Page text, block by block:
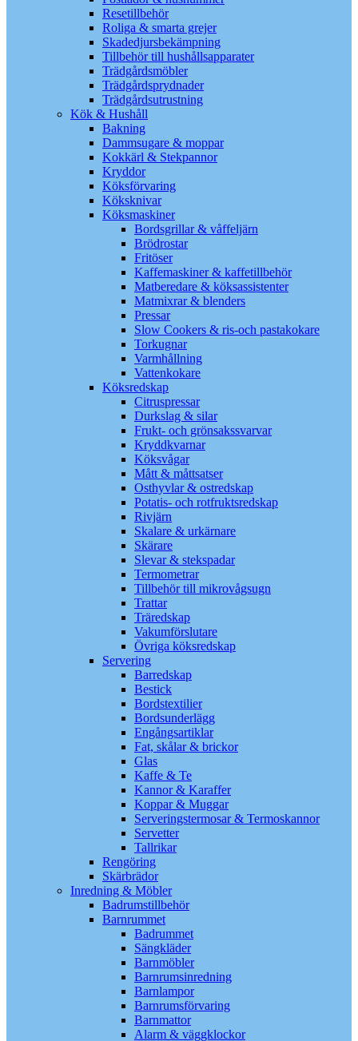
Resetillbehör
Roliga & smarta grejer
Skadedjursbekämpning
Tillbehör till hushållsapparater
Trädgårdsmöbler
Trädgårdsprydnader
Trädgårdsutrustning
Kök & Hushåll
Bakning
Dammsugare & moppar
Kokkärl & Stekpannor
Kryddor
Köksförvaring
Köksknivar
Köksmaskiner
Bordsgrillar & våffeljärn
Brödrostar
Fritöser
Kaffemaskiner & kaffetillbehör
Matberedare & köksassistenter
Matmixrar & blenders
Pressar
Slow Cookers & ris-och pastakokare
Torkugnar
Varmhållning
Vattenkokare
Köksredskap
Citruspressar
Durkslag & silar
Frukt- och grönsakssvarvar
Kryddkvarnar
Köksvågar
Mått & måttsatser
Osthyvlar & ostredskap
Potatis- och rotfruktsredskap
Rivjärn
Skalare & urkärnare
Skärare
Slevar & stekspadar
Termometrar
Tillbehör till mikrovågsugn
Trattar
Träredskap
Vakumförslutare
Övriga köksredskap
Servering
Barredskap
Bestick
Bordstextilier
Bordsunderlägg
Engångsartiklar
Fat, skålar & brickor
Glas
Kaffe & Te
Kannor & Karaffer
Koppar & Muggar
Serveringstermosar & Termoskannor
Servetter
Tallrikar
Rengöring
Skärbrädor
Inredning & Möbler
Badrumstillbehör
Barnrummet
Badrummet
Sängkläder
Barnmöbler
Barnrumsinredning
Barnlampor
Barnrumsförvaring
Barnmattor
Alarm & väggklockor